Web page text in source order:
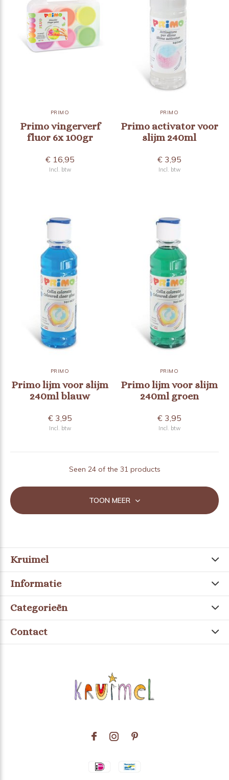
PRIMO
Primo vingerverf
fluor 6x 100gr
€ 16,95
Incl. btw
PRIMO
Primo activator voor
slijm 240ml
€ 3,95
Incl. btw
PRIMO
Primo lijm voor slijm
240ml blauw
€ 3,95
Incl. btw
PRIMO
Primo lijm voor slijm
240ml groen
€ 3,95
Incl. btw
Seen 24 of the 31 products
TOON MEER
Kruimel
Informatie
Categorieën
Contact